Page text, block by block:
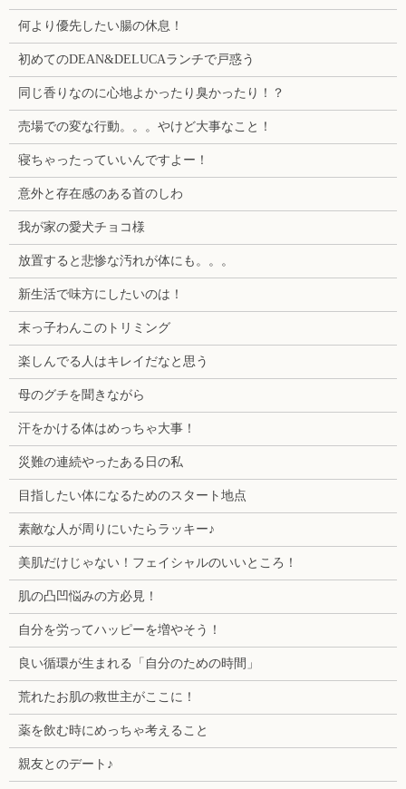
何より優先したい腸の休息！
初めてのDEAN&DELUCAランチで戸惑う
同じ香りなのに心地よかったり臭かったり！？
売場での変な行動。。。やけど大事なこと！
寝ちゃったっていいんですよー！
意外と存在感のある首のしわ
我が家の愛犬チョコ様
放置すると悲惨な汚れが体にも。。。
新生活で味方にしたいのは！
末っ子わんこのトリミング
楽しんでる人はキレイだなと思う
母のグチを聞きながら
汗をかける体はめっちゃ大事！
災難の連続やったある日の私
目指したい体になるためのスタート地点
素敵な人が周りにいたらラッキー♪
美肌だけじゃない！フェイシャルのいいところ！
肌の凸凹悩みの方必見！
自分を労ってハッピーを増やそう！
良い循環が生まれる「自分のための時間」
荒れたお肌の救世主がここに！
薬を飲む時にめっちゃ考えること
親友とのデート♪